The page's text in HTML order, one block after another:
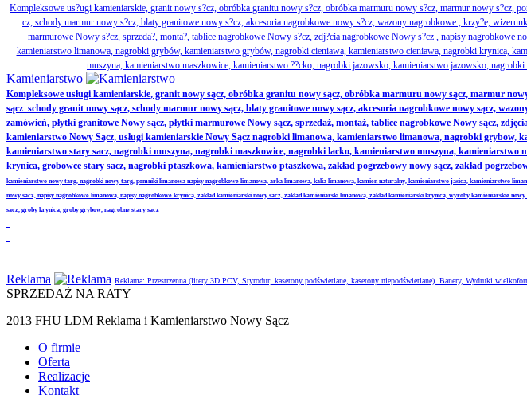
Kompleksowe us?ugi kamieniarskie, granit nowy s?cz, obróbka granitu nowy s?cz, obróbka marmuru nowy s?cz, marmur nowy
cz, schody marmur nowy s?cz, blaty granitowe nowy s?cz, akcesoria nagrobkowe nowy s?cz, wazony nagrobkowe , krzy?e,
marmurowe Nowy s?cz, sprzeda?, monta?, tablice nagrobkowe Nowy s?cz, zdj?cia nagrobkowe Nowy s?cz , napisy
kamieniarstwo limanowa, nagrobki grybów, kamieniarstwo grybów, nagrobki cieniawa, kamieniarstwo cieniawa, nagrobki krynica,
muszyna, kamieniarstwo maszkowice, kamieniarstwo ??cko, nagrobki jazowsko, kamieniarstwo jazowsko,
Kamieniarstwo
Kompleksowe usługi kamieniarskie, granit nowy sącz, obróbka granitu nowy sącz, obróbka marmuru nowy sącz, marmur
sącz schody granit nowy sącz, schody marmur nowy sącz, blaty granitowe nowy sącz, akcesoria nagrobkowe nowy sącz,
zamówień, płytki granitowe Nowy sącz, płytki marmurowe Nowy sącz, sprzedaż, montaż, tablice nagrobkowe Nowy sącz,
kamieniarstwo Nowy Sącz, usługi kamieniarskie Nowy Sącz nagrobki limanowa, kamieniarstwo limanowa, nagrobki
kamieniarstwo stary sacz, nagrobki muszyna, nagrobki maszkowice, nagrobki lacko, kamieniarstwo muszyna,
krynica, grobowce stary sacz, nagrobki ptaszkowa, kamieniarstwo ptaszkowa, zakład pogrzebowy nowy sącz, zakład
kamieniarstwo nowy targ, nagrobki nowy targ, pomniki limanowa napisy nagrobkowe limanowa, arka limanowa, kalia limanowa, kamien naturalny, kamieniarstwo jasica, kamieniarstwo
nowy sacz, napisy nagrobkowe limanowa, napisy nagrobkowe krynica, zaklad kamieniarski nowy sacz, zaklad kamieniarski limanowa, zaklad kamieniarski krynica, wyroby kamieniarskie
sacz, groby krynica, groby grybow, nagrobne stary sacz
Reklama Reklama: Przestrzenna (litery 3D PCV, Styrodur, kasetony podświetlane, kasetony niepodświetlane) Banery, Wydruki
SPRZEDAŻ NA RATY
2013 FHU LDM Reklama i Kamieniarstwo Nowy Sącz
O firmie
Oferta
Realizacje
Kontakt